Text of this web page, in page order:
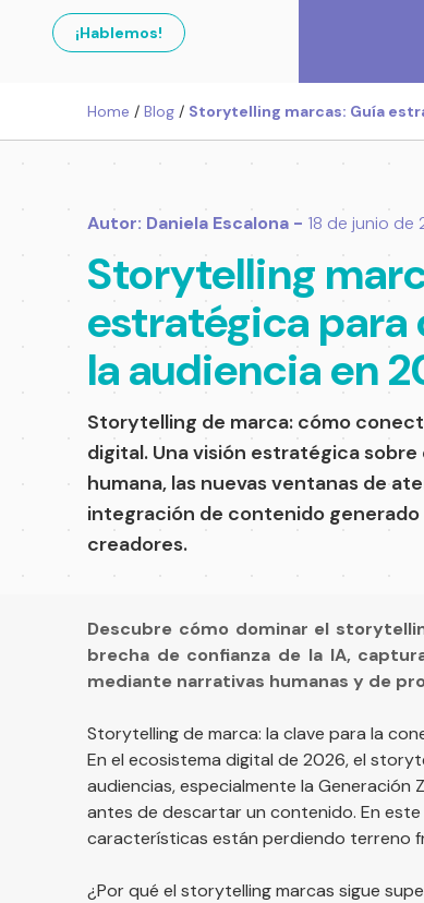
¡Hablemos!
Home / Blog / Storytelling marcas: Guía
Autor: Daniela Escalona - 18 de junio de
Storytelling
estratégica
la audiencia en
Storytelling de marca: cómo
digital. Una visión estratégica
humana, las nuevas ventanas de
integración de contenido generado
creadores.
Descubre cómo dominar el
brecha de confianza de la IA,
mediante narrativas humanas y de
Storytelling de marca: la clave para la
En el ecosistema digital de 2026, el
audiencias, especialmente la
antes de descartar un contenido. En este
características están perdiendo terreno
¿Por qué el storytelling marcas sigue